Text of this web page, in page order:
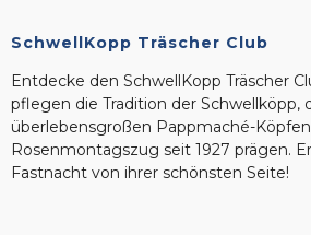
SchwellKopp Träscher Club
Entdecke den SchwellKopp Träscher
pflegen die Tradition der Schwellköpp,
überlebensgroßen Pappmaché-
Rosenmontagszug seit 1927 prägen.
Fastnacht von ihrer schönsten Seite!